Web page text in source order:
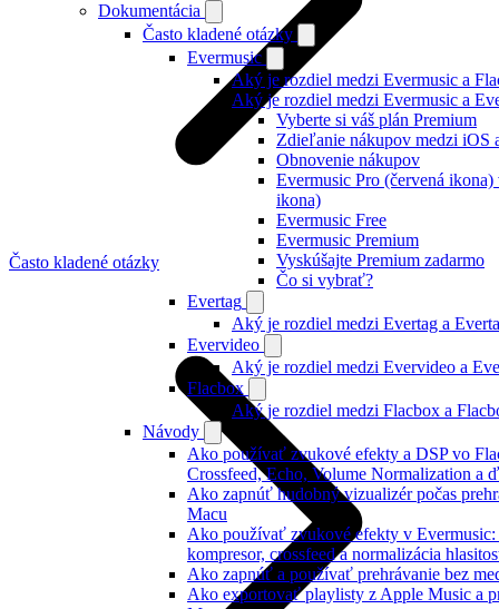
Dokumentácia
Často kladené otázky
Evermusic
Aký je rozdiel medzi Evermusic a
Aký je rozdiel medzi Evermusic a
Vyberte si váš plán Premium
Zdieľanie nákupov medzi iOS
Obnovenie nákupov
Evermusic Pro (červená
ikona)
Evermusic Free
Evermusic Premium
Vyskúšajte Premium zadarmo
Čo si vybrať?
Evertag
Aký je rozdiel medzi Evertag a
Evervideo
Aký je rozdiel medzi Evervideo a
Flacbox
Aký je rozdiel medzi Flacbox a
Návody
Ako používať zvukové efekty a DSP vo
Crossfeed, Echo, Volume Normalization a
Ako zapnúť hudobný vizualizér počas
Macu
Ako používať zvukové efekty v Evermusic:
kompresor, crossfeed a normalizácia
Ako zapnúť a používať prehrávanie bez
Ako exportovať playlisty z Apple Music a
Často kladené otázky